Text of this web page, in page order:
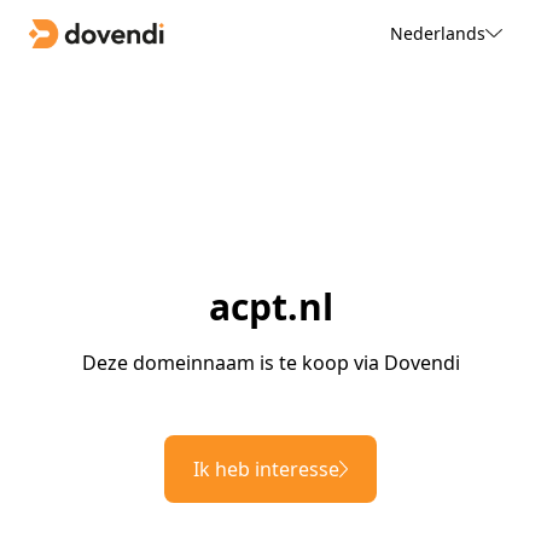
Nederlands
acpt.nl
Deze domeinnaam is te koop via Dovendi
Ik heb interesse